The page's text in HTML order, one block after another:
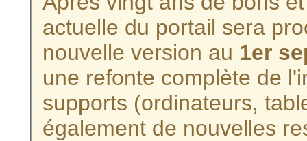
actuelle du portail sera
nouvelle version au 1er
une refonte complète de
supports (ordinateurs,
également de nouvelles